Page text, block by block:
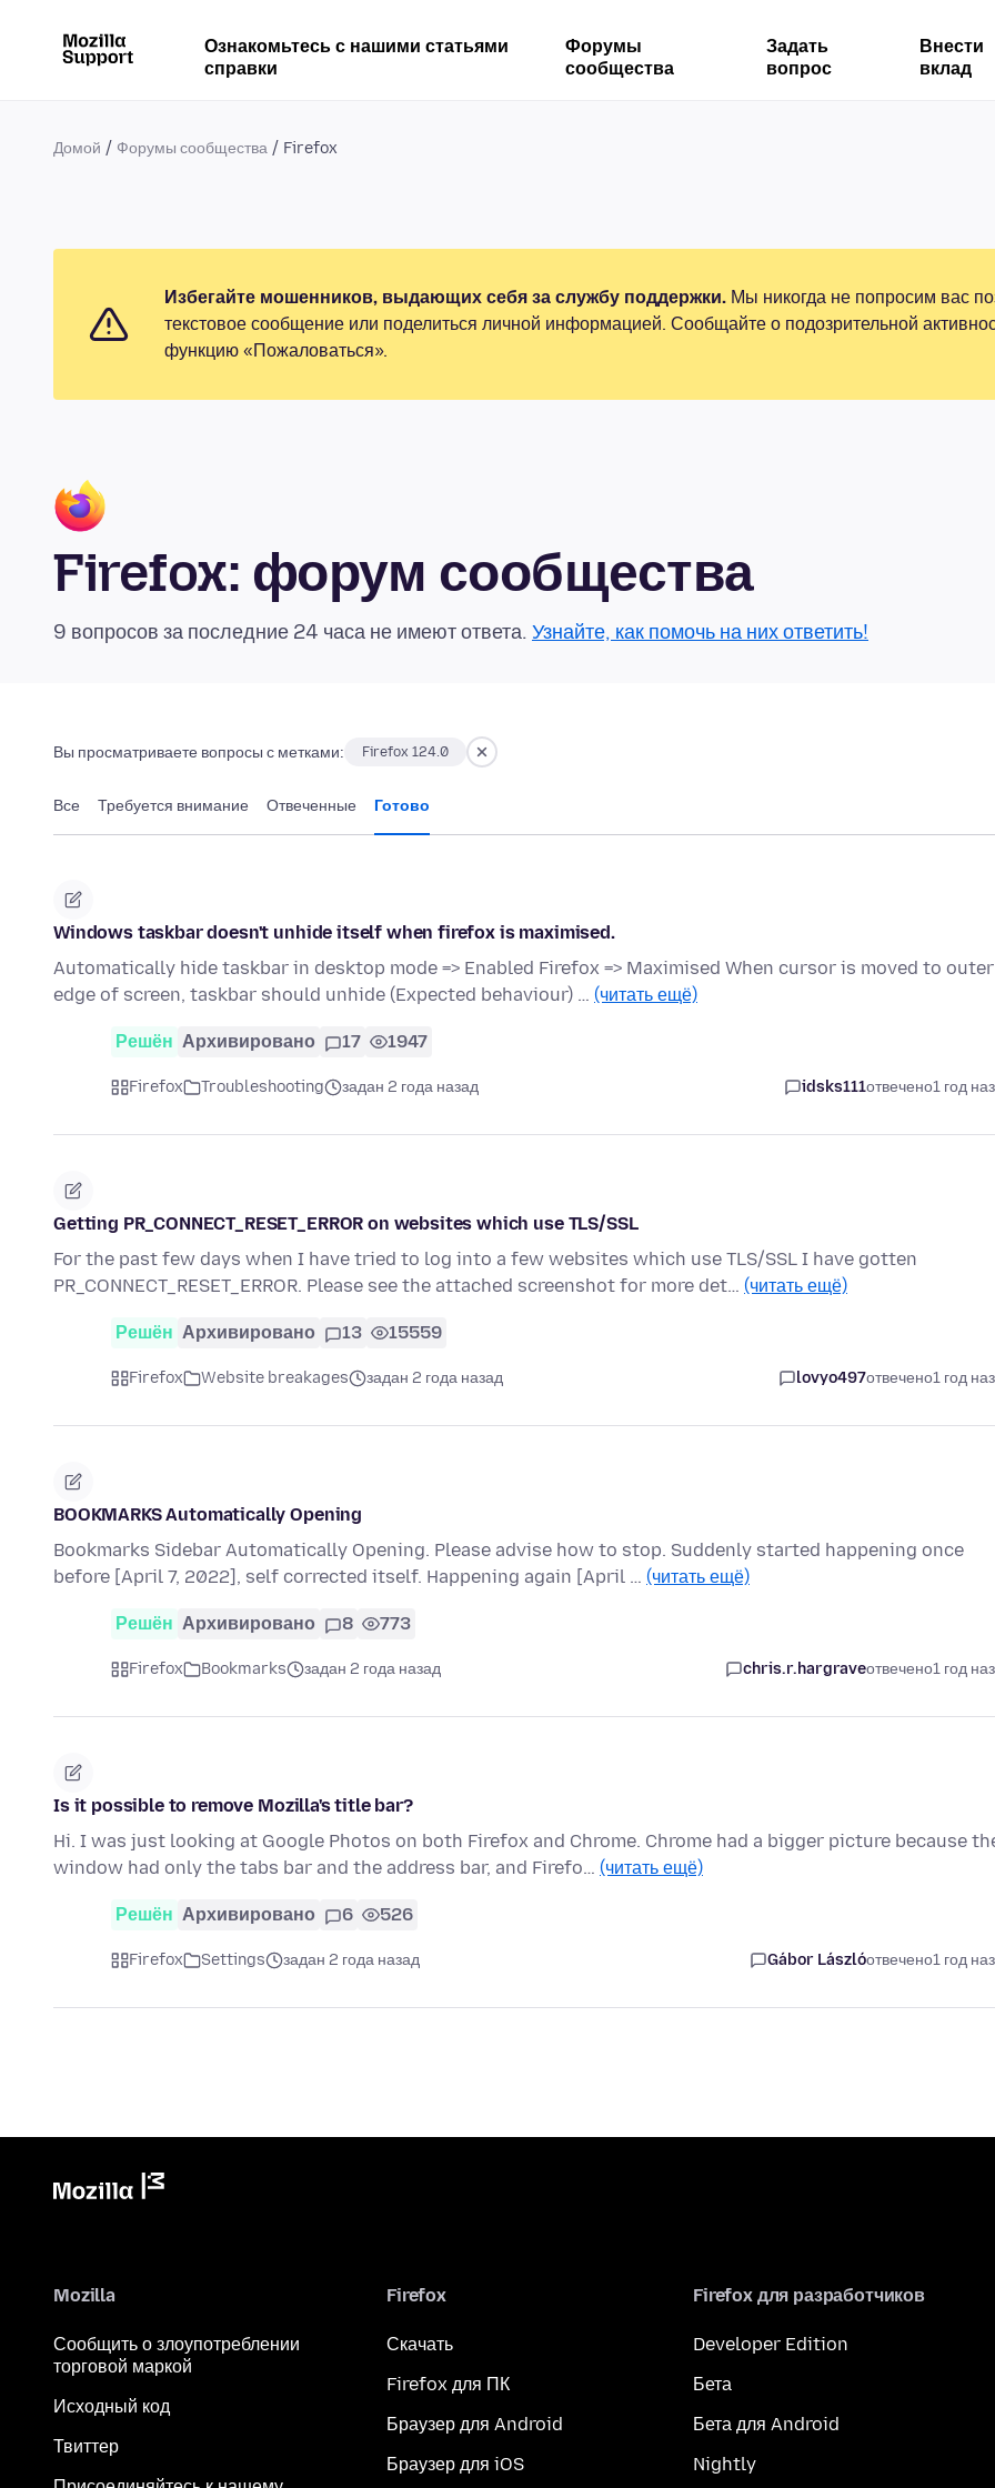
Ознакомьтесь с нашими статьями
справки
Форумы
сообщества
Задать
вопрос
Внести
вклад
Домой Форумы сообщества Firefox
Избегайте мошенников, выдающих себя за службу поддержки. Мы никогда не попросим вас
текстовое сообщение или поделиться личной информацией. Сообщайте о подозрительной
функцию «Пожаловаться».
Firefox: форум сообщества
9 вопросов за последние 24 часа не имеют ответа. Узнайте, как помочь на них ответить!
Вы просматриваете вопросы с метками: Firefox 124.0
Все Требуется внимание Отвеченные Готово
Windows taskbar doesn't unhide itself when firefox is maximised.
Automatically hide taskbar in desktop mode => Enabled Firefox => Maximised When cursor is moved to outer
edge of screen, taskbar should unhide (Expected behaviour) … (читать ещё)
Решён Архивировано 17 1947
Firefox Troubleshooting задан 2 года назад idsks111отвечено1 год
Getting PR_CONNECT_RESET_ERROR on websites which use TLS/SSL
For the past few days when I have tried to log into a few websites which use TLS/SSL I have gotten
PR_CONNECT_RESET_ERROR. Please see the attached screenshot for more det… (читать ещё)
Решён Архивировано 13 15559
Firefox Website breakages задан 2 года назад lovyo497отвечено1 год
BOOKMARKS Automatically Opening
Bookmarks Sidebar Automatically Opening. Please advise how to stop. Suddenly started happening once
before [April 7, 2022], self corrected itself. Happening again [April … (читать ещё)
Решён Архивировано 8 773
Firefox Bookmarks задан 2 года назад chris.r.hargraveотвечено1 год
Is it possible to remove Mozilla's title bar?
Hi. I was just looking at Google Photos on both Firefox and Chrome. Chrome had a bigger picture because
window had only the tabs bar and the address bar, and Firefo… (читать ещё)
Решён Архивировано 6 526
Firefox Settings задан 2 года назад Gábor Lászlóотвечено1 год
Mozilla
Сообщить о злоупотреблении
торговой маркой
Исходный код
Твиттер
Firefox
Скачать
Firefox для ПК
Браузер для Android
Браузер для iOS
Firefox для разработчиков
Developer Edition
Бета
Бета для Android
Nightly